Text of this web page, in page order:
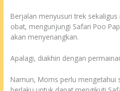
Berjalan menyusuri trek
obat, mengunjungi Safari Poo
akan menyenangkan.
Apalagi, diakhiri dengan
Namun, Moms perlu mengetahui